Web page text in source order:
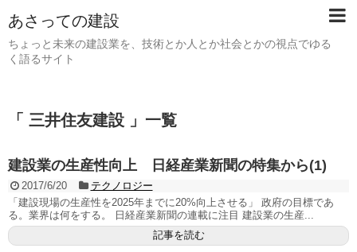
あさっての建設
ちょっと未来の建設業を、技術とか人とか社会とかの視点でゆる
く語るサイト
「 三井住友建設 」一覧
建設業の生産性向上 日経産業新聞の特集から(1)
2017/6/20
テクノロジー
「建設現場の生産性を2025年までに20%向上させる」 政府の目標であ
る。業界は何をする。 日経産業新聞の連載に注目 建設業の生産...
記事を読む